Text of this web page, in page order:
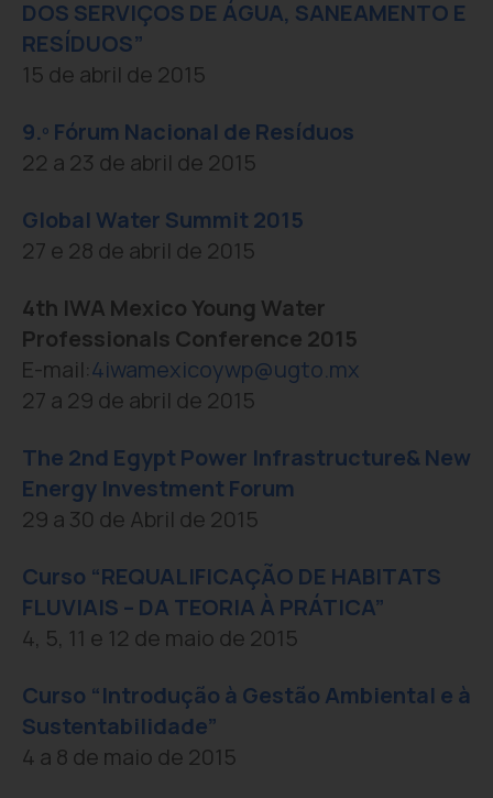
DOS SERVIÇOS DE ÁGUA, SANEAMENTO E
RESÍDUOS”
15 de abril de 2015
9.º Fórum Nacional de Resíduos
22 a 23 de abril de 2015
Global Water Summit 2015
27 e 28 de abril de 2015
4th IWA Mexico Young Water
Professionals Conference 2015
E-mail:4iwamexicoywp@ugto.mx
27 a 29 de abril de 2015
The 2nd Egypt Power Infrastructure& New
Energy Investment Forum
29 a 30 de Abril de 2015
Curso “REQUALIFICAÇÃO DE HABITATS
FLUVIAIS – DA TEORIA À PRÁTICA”
4, 5, 11 e 12 de maio de 2015
Curso “Introdução à Gestão Ambiental e à
Sustentabilidade”
4 a 8 de maio de 2015